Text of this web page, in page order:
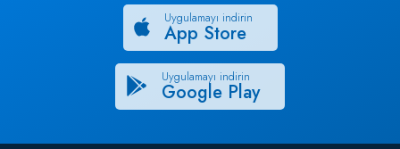
Uygulamayı indirin
App Store
Uygulamayı indirin
Google Play